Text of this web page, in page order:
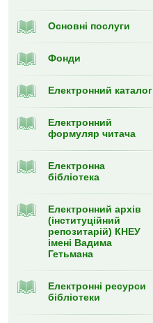
Основні послуги
Фонди
Електронний каталог
Електронний
формуляр читача
Eлектронна
бібліотека
Електронний архів
(інституційний
репозитарій) КНЕУ
імені Вадима
Гетьмана
Електронні ресурси
бібліотеки